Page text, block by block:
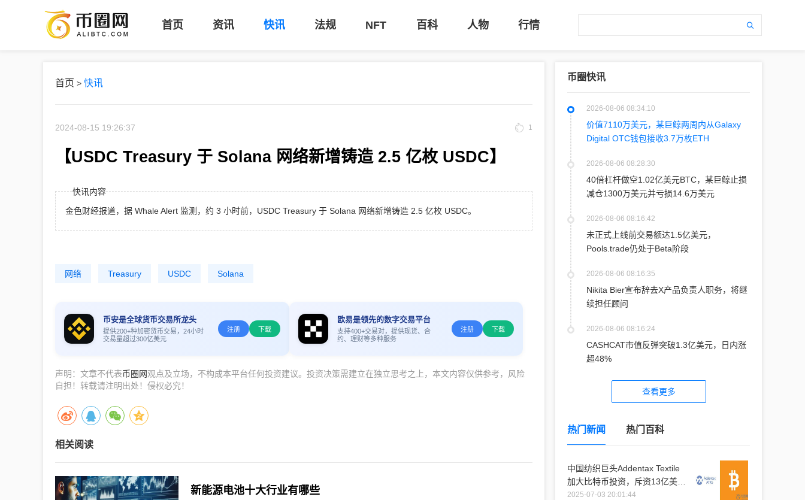
币
首页 资讯 快讯 法规 NFT 百科 人物 行情
首页 > 快讯
2024-08-15 19:26:37 1
【USDC Treasury 于 Solana 网络新增铸造 2.5 亿枚 USDC】
快讯内容
金色财经报道，据 Whale Alert 监测，约 3 小时前，USDC Treasury 于 Solana 网络新增铸造 2.5 亿枚 USDC。
网络 Treasury USDC Solana
币安是全球货币交易所龙头
提供200+种加密货币交易，24小时
交易量超过300亿美元
注册 下载
欧易是领先的数字交易平台
支持400+交易对，提供现货、合
约、理财等多种服务
注册 下载
声明：文章不代表币圈网观点及立场，不构成本平台任何投资建议。投资决策需建立在独立思考之上，本文内容仅供参考，风险
自担！转载请注明出处！侵权必究！
相关阅读
新能源电池十大行业有哪些
币圈快讯
2026-08-06 08:34:10
价值7110万美元，某巨鲸两周内从Galaxy
Digital OTC钱包接收3.7万枚ETH
2026-08-06 08:28:30
40倍杠杆做空1.02亿美元BTC，某巨鲸止损
减仓1300万美元并亏损14.6万美元
2026-08-06 08:16:42
未正式上线前交易额达1.5亿美元，
Pools.trade仍处于Beta阶段
2026-08-06 08:16:35
Nikita Bier宣布辞去X产品负责人职务，将继
续担任顾问
2026-08-06 08:16:24
CASHCAT市值反弹突破1.3亿美元，日内涨
超48%
查看更多
热门新闻 热门百科
中国纺织巨头Addentax Textile
加大比特币投资，斥资13亿美元
购入1.2万枚比特币
2025-07-03 20:01:44